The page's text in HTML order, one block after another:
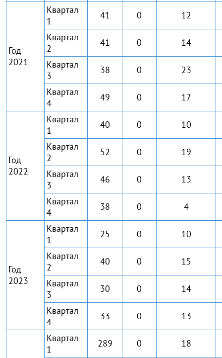
Год
2021
Квартал
1
41 0
12
Квартал
2
41 0
14
Квартал
3
38 0
23
Квартал
4
49 0 17
Год
2022
Квартал
1
40 0
10
Квартал
2
52 0
19
Квартал
3
46 0
13
Квартал
4
38 0 4
Год
2023
Квартал
1
25 0
10
Квартал
2
40 0
15
Квартал
3
30 0
14
Квартал
4
33 0 13
Квартал
1
289 0
18